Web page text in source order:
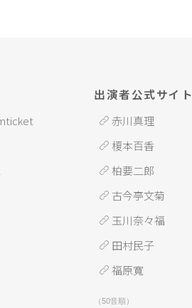
出演者公式サイト
赤川真理
榎本百香
柏要二郎
古今亭文菊
玉川奈々福
田村民子
福原寬
（50音順）